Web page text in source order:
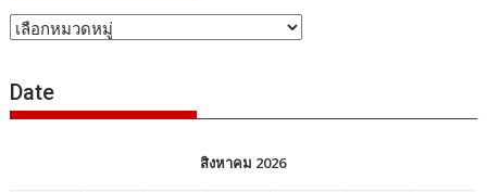
หัวข้อ
Date
สิงหาคม 2026